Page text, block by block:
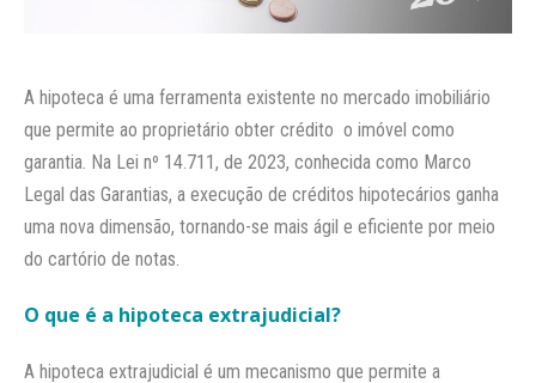
A hipoteca é uma ferramenta existente no mercado imobiliário
que permite ao proprietário obter crédito o imóvel como
garantia. Na Lei nº 14.711, de 2023, conhecida como Marco
Legal das Garantias, a execução de créditos hipotecários ganha
uma nova dimensão, tornando-se mais ágil e eficiente por meio
do cartório de notas.​
O que é a hipoteca extrajudicial?
A hipoteca extrajudicial é um mecanismo que permite a